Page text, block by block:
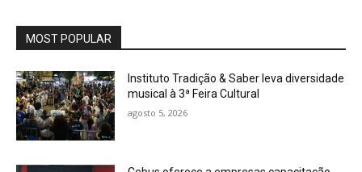
MOST POPULAR
Instituto Tradição & Saber leva diversidade
musical à 3ª Feira Cultural
agosto 5, 2026